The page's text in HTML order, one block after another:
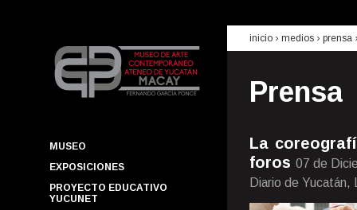
MUSEO
EXPOSICIONES
PROYECTO EDUCATIVO
YUCUNET
inicio › medios › prensa
Prensa
La
foros 07 de
Diario de